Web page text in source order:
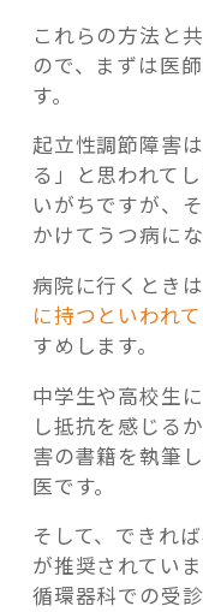
これらの方法と
ので、まずは医
す。
起立性調節障害
る」と思われて
いがちですが、
かけてうつ病に
病院に行くとき
に持つといわれ
すめします。
中学生や高校生
し抵抗を感じる
害の書籍を執筆
医です。
そして、できれ
が推奨されてい
循環器科での受